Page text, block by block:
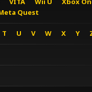
Quest
T U V W X Y